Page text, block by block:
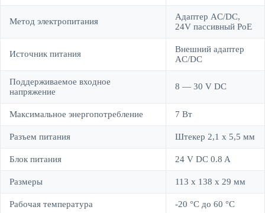
Метод электропитания
Адаптер AC/DC,
24V пассивный PoE
Источник питания
Внешний адаптер
AC/DC
Поддерживаемое входное
напряжение
8 — 30 V DC
Максимальное энергопотребление 7 Вт
Разъем питания Штекер 2,1 x 5,5 мм
Блок питания 24 V DC 0.8 A
Размеры 113 x 138 x 29 мм
Рабочая температура -20 °C до 60 °C